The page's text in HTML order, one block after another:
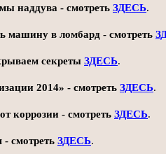
наддува - смотреть ЗДЕСЬ.
машину в ломбард - смотреть
секреты ЗДЕСЬ.
2014» - смотреть ЗДЕСЬ.
коррозии - смотреть ЗДЕСЬ.
смотреть ЗДЕСЬ.